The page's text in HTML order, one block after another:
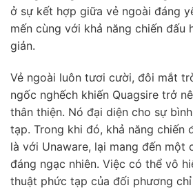
ở sự kết hợp giữa vẻ ngoài đáng
mến cùng với khả năng chiến đấu
giản.
Vẻ ngoài luôn tươi cười, đôi mắt
ngốc nghếch khiến Quagsire trở
thân thiện. Nó đại diện cho sự
tạp. Trong khi đó, khả năng chiến
là với Unaware, lại mang đến một
đáng ngạc nhiên. Việc có thể vô
thuật phức tạp của đối phương